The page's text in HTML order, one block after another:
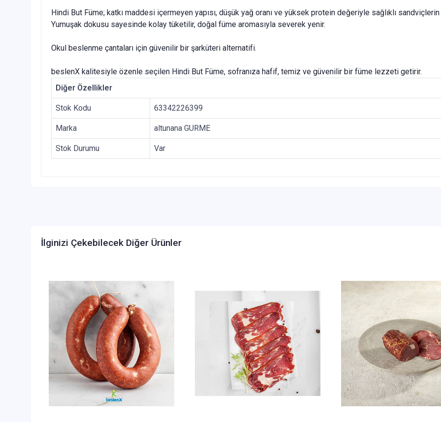
Hindi But Füme; katkı maddesi içermeyen yapısı, düşük yağ oranı ve yüksek protein değeriyle sağlıklı
Yumuşak dokusu sayesinde kolay tüketilir, doğal füme aromasıyla severek yenir.
Okul beslenme çantaları için güvenilir bir şarküteri alternatifi.
beslenX kalitesiyle özenle seçilen Hindi But Füme, sofranıza hafif, temiz ve güvenilir bir füme lezzeti getirir.
Diğer Özellikler
Stok Kodu 63342226399
Marka altunana GURME
Stok Durumu Var
İlginizi Çekebilecek Diğer Ürünler